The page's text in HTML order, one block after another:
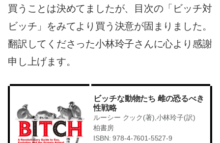
買うことは決めてましたが、目次の「ビッチ対
ビッチ」をみてより買う決意が固まりました。
翻訳してくださった小林玲子さんに心より感謝
申し上げます。
ビッチな動物たち 雌の恐るべき
性戦略
ルーシー クック(著),小林玲子(訳)
柏書房
ISBN: 978-4-7601-5527-9